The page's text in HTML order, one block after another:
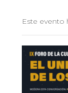
Este evento